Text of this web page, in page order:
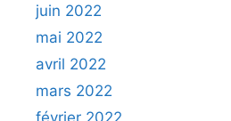
juin 2022
mai 2022
avril 2022
mars 2022